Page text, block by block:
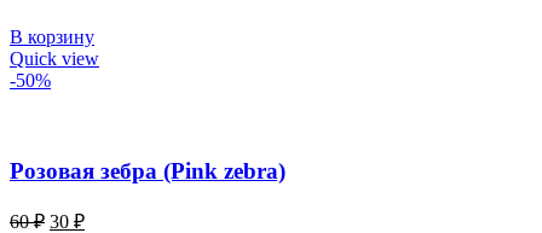
В корзину
Quick view
-50%
Розовая зебра (Pink zebra)
60₽ Первоначальная
30 ₽Текущая